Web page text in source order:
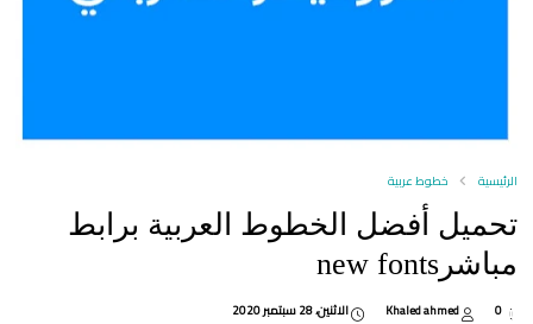
الرئيسية خطوط عربية
تحميل أفضل الخطوط العربية برابط
مباشرnew fonts
0
Khaled ahmed الاثنين، 28 سبتمبر 2020